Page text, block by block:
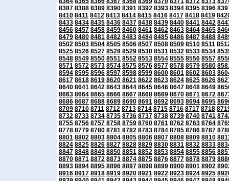
8387 8388 8389 8390 8391 8392 8393 8394 8395 8396
8410 8411 8412 8413 8414 8415 8416 8417 8418 8419
8433 8434 8435 8436 8437 8438 8439 8440 8441 8442
8456 8457 8458 8459 8460 8461 8462 8463 8464 8465
8479 8480 8481 8482 8483 8484 8485 8486 8487 8488
8502 8503 8504 8505 8506 8507 8508 8509 8510 8511
8525 8526 8527 8528 8529 8530 8531 8532 8533 8534
8548 8549 8550 8551 8552 8553 8554 8555 8556 8557
8571 8572 8573 8574 8575 8576 8577 8578 8579 8580
8594 8595 8596 8597 8598 8599 8600 8601 8602 8603
8617 8618 8619 8620 8621 8622 8623 8624 8625 8626
8640 8641 8642 8643 8644 8645 8646 8647 8648 8649
8663 8664 8665 8666 8667 8668 8669 8670 8671 8672
8686 8687 8688 8689 8690 8691 8692 8693 8694 8695
8709 8710 8711 8712 8713 8714 8715 8716 8717 8718
8732 8733 8734 8735 8736 8737 8738 8739 8740 8741
8755 8756 8757 8758 8759 8760 8761 8762 8763 8764
8778 8779 8780 8781 8782 8783 8784 8785 8786 8787
8801 8802 8803 8804 8805 8806 8807 8808 8809 8810
8824 8825 8826 8827 8828 8829 8830 8831 8832 8833
8847 8848 8849 8850 8851 8852 8853 8854 8855 8856
8870 8871 8872 8873 8874 8875 8876 8877 8878 8879
8893 8894 8895 8896 8897 8898 8899 8900 8901 8902
8916 8917 8918 8919 8920 8921 8922 8923 8924 8925